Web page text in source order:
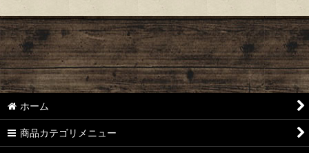
ホーム
商品カテゴリメニュー